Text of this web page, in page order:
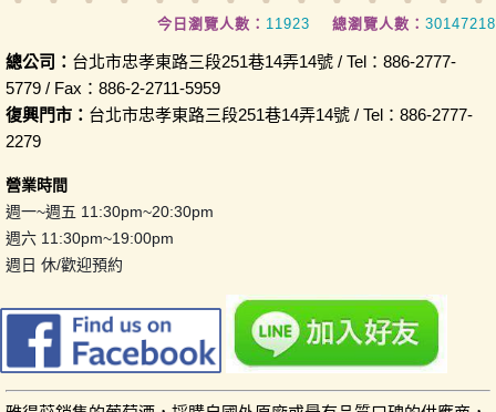
今日瀏覽人數： 11923 總瀏覽人數： 30147218
總公司： 台北市忠孝東路三段251巷14弄14號 / Tel：886-2777-
5779 / Fax：886-2-2711-5959
復興門市： 台北市忠孝東路三段251巷14弄14號 / Tel：886-2777-
2279
營業時間
週一~週五 11:30pm~20:30pm
週六 11:30pm~19:00pm
週日 休/歡迎預約